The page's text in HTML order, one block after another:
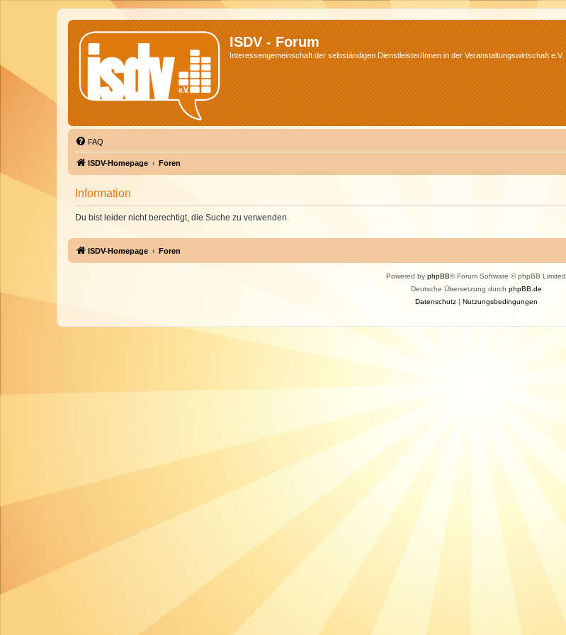
ISDV - Forum
Interessengemeinschaft der selbständigen Dienstleister/Innen in der Veranstaltungswirtschaft e.V.
FAQ
ISDV-Homepage Foren
Information
Du bist leider nicht berechtigt, die Suche zu verwenden.
ISDV-Homepage Foren
Powered by phpBB® Forum Software © phpBB Limited
Deutsche Übersetzung durch phpBB.de
Datenschutz| Nutzungsbedingungen